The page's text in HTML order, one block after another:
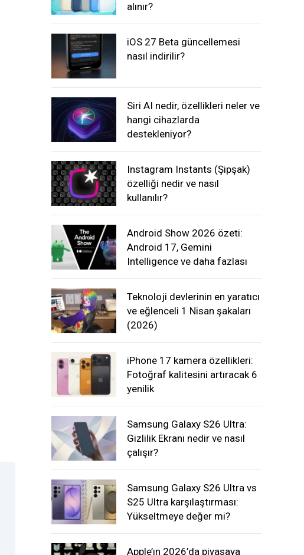
alınır?
iOS 27 Beta güncellemesi
nasıl indirilir?
Siri AI nedir, özellikleri neler ve
hangi cihazlarda
destekleniyor?
Instagram Instants (Şipşak)
özelliği nedir ve nasıl
kullanılır?
Android Show 2026 özeti:
Android 17, Gemini
Intelligence ve daha fazlası
Teknoloji devlerinin en yaratıcı
ve eğlenceli 1 Nisan şakaları
(2026)
iPhone 17 kamera özellikleri:
Fotoğraf kalitesini artıracak 6
yenilik
Samsung Galaxy S26 Ultra:
Gizlilik Ekranı nedir ve nasıl
çalışır?
Samsung Galaxy S26 Ultra vs
S25 Ultra karşılaştırması:
Yükseltmeye değer mi?
Apple’ın 2026’da piyasaya